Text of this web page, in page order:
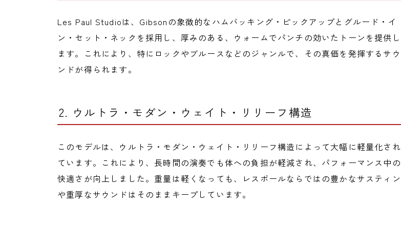
Les Paul Studioは、Gibsonの象徴的なハムバッキング・ピックアップとグルード・イ
ン・セット・ネックを採用し、厚みのある、ウォームでパンチの効いたトーンを提供し
ます。これにより、特にロックやブルースなどのジャンルで、その真価を発揮するサウ
ンドが得られます。
2. ウルトラ・モダン・ウェイト・リリーフ構造
このモデルは、ウルトラ・モダン・ウェイト・リリーフ構造によって大幅に軽量化され
ています。これにより、長時間の演奏でも体への負担が軽減され、パフォーマンス中の
快適さが向上しました。重量は軽くなっても、レスポールならではの豊かなサスティン
や重厚なサウンドはそのままキープしています。